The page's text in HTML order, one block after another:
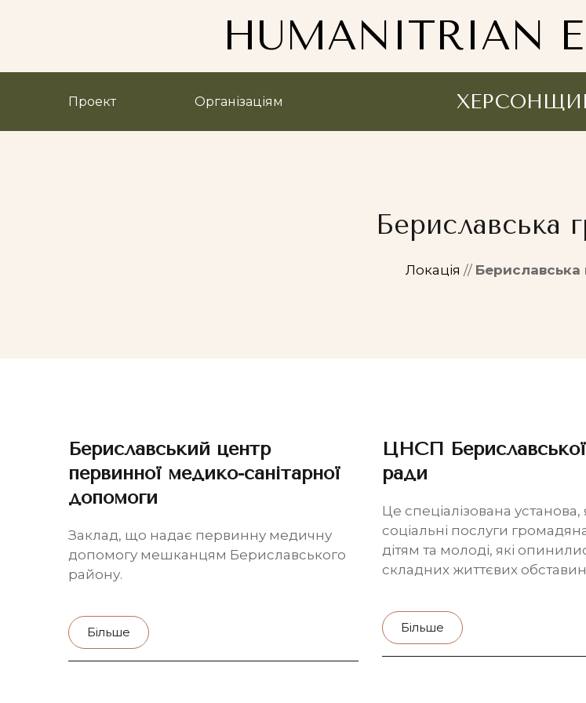
HUMANITRIAN
Проект Організаціям
Бериславська
Локація // Бериславська
Бериславський центр
первинної медико-санітарної
допомоги
Заклад, що надає первинну медичну
допомогу мешканцям Бериславського
району.
Більше
ЦНСП Бериславської
ради
Це спеціалізована установа,
соціальні послуги
дітям та молоді, які
складних життєвих
Більше